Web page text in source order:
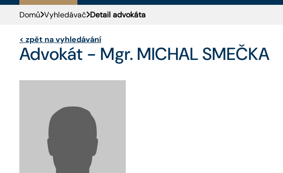
HLEDAT
Domů Vyhledávač Detail advokáta
< zpět na vyhledávání
Advokát - Mgr. MICHAL SMEČKA